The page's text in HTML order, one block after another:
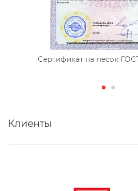
Сертификат на песок
Клиенты